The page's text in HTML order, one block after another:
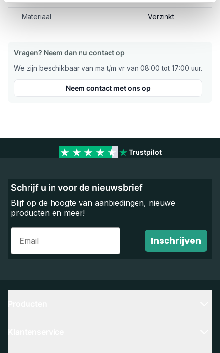
Materiaal Verzinkt
Vragen? Neem dan nu contact op
We zijn beschikbaar van ma t/m vr van 08:00 tot 17:00 uur.
Neem contact met ons op
Trustpilot
Schrijf u in voor de nieuwsbrief
Blijf op de hoogte van aanbiedingen, nieuwe
producten en meer!
Email
Inschrijven